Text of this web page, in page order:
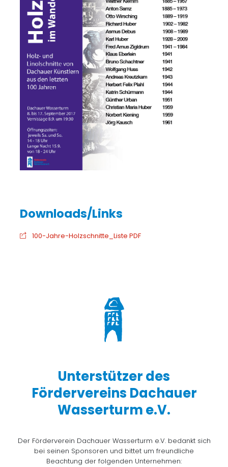
100-Jahre-Holzschnitte_Liste PDF
Unterstützer des
Fördervereins Dachauer
Wasserturm e.V.
Der Förderverein Dachauer Wasserturm e.V. bedankt sich
bei seinen Sponsoren und bittet um freundliche
Beachtung der folgenden Unternehmen: